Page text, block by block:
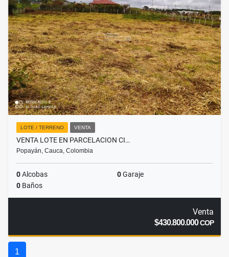
LOTE / TERRENO VENTA
VENTA LOTE EN PARCELACION CI…
Popayán, Cauca, Colombia
0Alcobas 0Garaje
0 Baños
Venta
$430.800.000COP
1